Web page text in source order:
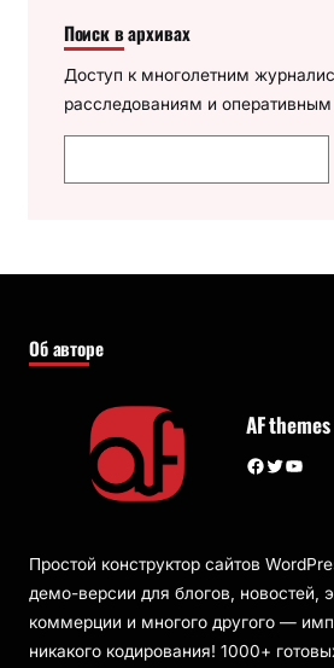
Поиск в архивах
Доступ к многолетним
расследованиям и
о
к
Об авторе
AF themes
Facebook Twitter YouTube
Простой конструктор сайтов
демо-версии для блогов, новостей,
коммерции и многого другого —
никакого кодирования! 1000+